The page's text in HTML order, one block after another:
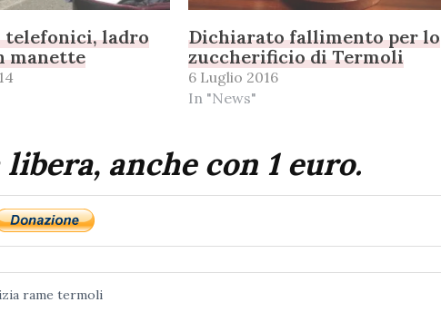
telefonici, ladro
manette
Dichiarato fallimento per lo
zuccherificio di Termoli
6 Luglio 2016
In "News"
anche con 1 euro.
rame termoli